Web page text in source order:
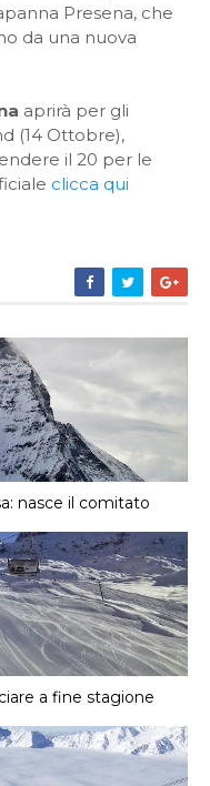
Presena, che
da una nuova
aprirà per gli
(14 Ottobre),
il 20 per le
clicca qui
nasce il comitato
a fine stagione